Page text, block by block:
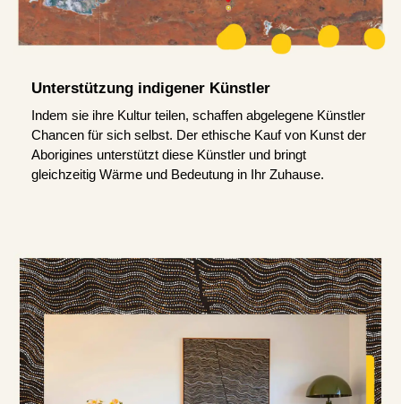
Unterstützung indigener Künstler
Indem sie ihre Kultur teilen, schaffen abgelegene Künstler
Chancen für sich selbst. Der ethische Kauf von Kunst der
Aborigines unterstützt diese Künstler und bringt
gleichzeitig Wärme und Bedeutung in Ihr Zuhause.